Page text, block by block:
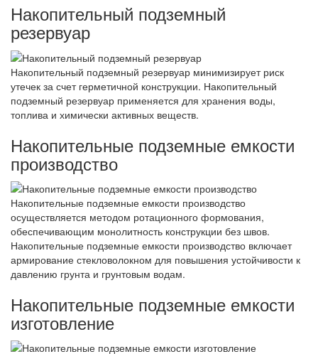
Накопительный подземный
резервуар
Накопительный подземный резервуар минимизирует риск
утечек за счет герметичной конструкции. Накопительный
подземный резервуар применяется для хранения воды,
топлива и химически активных веществ.
Накопительные подземные емкости
производство
Накопительные подземные емкости производство
осуществляется методом ротационного формования,
обеспечивающим монолитность конструкции без швов.
Накопительные подземные емкости производство включает
армирование стекловолокном для повышения устойчивости к
давлению грунта и грунтовым водам.
Накопительные подземные емкости
изготовление